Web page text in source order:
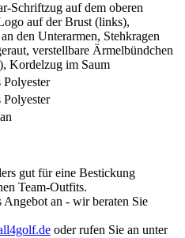
Schriftzug auf dem oberen
auf der Brust (links),
den Unterarmen, Stehkragen
verstellbare Ärmelbündchen
Kordelzug im Saum
Polyester
Polyester
gut für eine Bestickung
Team-Outfits.
an - wir beraten Sie
oder rufen Sie an unter